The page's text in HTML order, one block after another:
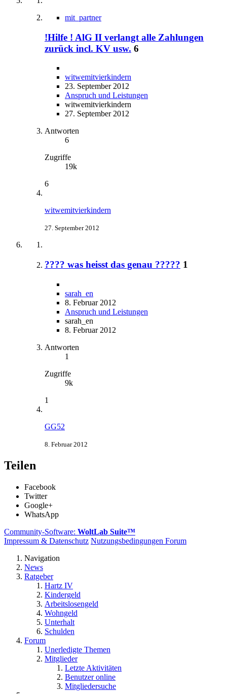
mit_partner
!Hilfe ! AlG II verlangt alle Zahlungen
zurück incl. KV usw. 6
witwemitvierkindern
23. September 2012
Anspruch und Leistungen
witwemitvierkindern
27. September 2012
Antworten
6
Zugriffe
19k
6
witwemitvierkindern
27. September 2012
???? was heisst das genau ????? 1
sarah_en
8. Februar 2012
Anspruch und Leistungen
sarah_en
8. Februar 2012
Antworten
1
Zugriffe
9k
1
GG52
8. Februar 2012
Teilen
Facebook
Twitter
Google+
WhatsApp
Community-Software: WoltLab Suite™
Impressum & Datenschutz Nutzungsbedingungen Forum
Navigation
News
Ratgeber
Hartz IV
Kindergeld
Arbeitslosengeld
Wohngeld
Unterhalt
Schulden
Forum
Unerledigte Themen
Mitglieder
Letzte Aktivitäten
Benutzer online
Mitgliedersuche